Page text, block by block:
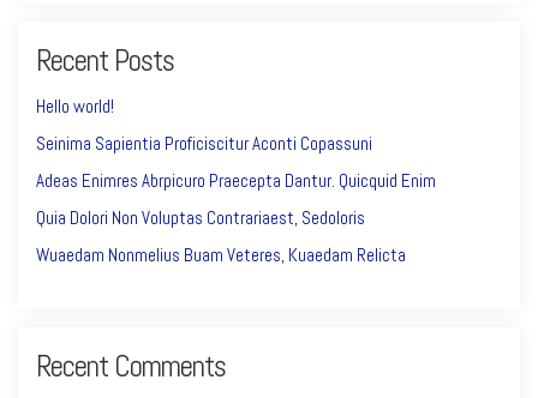
Recent Posts
Hello world!
Seinima Sapientia Proficiscitur Aconti Copassuni
Adeas Enimres Abrpicuro Praecepta Dantur. Quicquid Enim
Quia Dolori Non Voluptas Contrariaest, Sedoloris
Wuaedam Nonmelius Buam Veteres, Kuaedam Relicta
Recent Comments